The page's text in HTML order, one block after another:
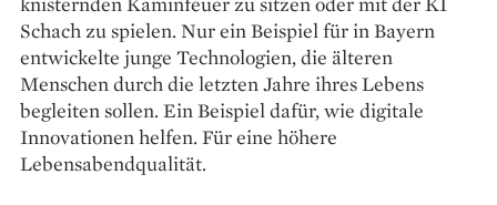
Schach zu spielen. Nur ein Beispiel für in Bayern
entwickelte junge Technologien, die älteren
Menschen durch die letzten Jahre ihres Lebens
begleiten sollen. Ein Beispiel dafür, wie digitale
Innovationen helfen. Für eine höhere
Lebensabendqualität.